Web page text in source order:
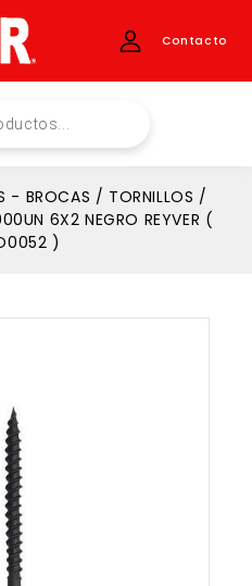
Contacto
- BROCAS / TORNILLOS /
6X2 NEGRO REYVER (
)